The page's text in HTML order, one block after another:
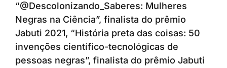
“@Descolonizando_Saberes: Mulheres
Negras na Ciência”, finalista do prêmio
Jabuti 2021, “História preta das coisas: 50
invenções científico-tecnológicas de
pessoas negras”, finalista do prêmio Jabuti